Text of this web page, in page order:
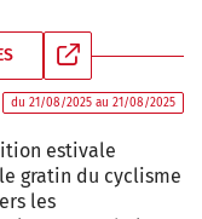
du 21/08/2025 au 21/08/2025
estivale
gratin du cyclisme
les